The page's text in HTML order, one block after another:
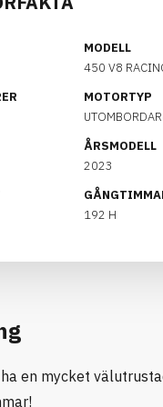
MODELL
450 V8
MOTORTYP
ÅRSMODELL
2023
192 H
en mycket